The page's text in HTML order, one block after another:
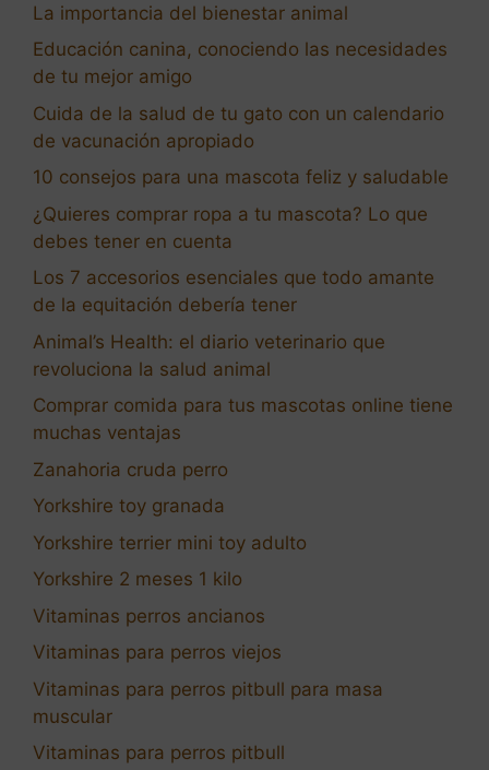
La importancia del bienestar animal
Educación canina, conociendo las necesidades
de tu mejor amigo
Cuida de la salud de tu gato con un calendario
de vacunación apropiado
10 consejos para una mascota feliz y saludable
¿Quieres comprar ropa a tu mascota? Lo que
debes tener en cuenta
Los 7 accesorios esenciales que todo amante
de la equitación debería tener
Animal’s Health: el diario veterinario que
revoluciona la salud animal
Comprar comida para tus mascotas online tiene
muchas ventajas
Zanahoria cruda perro
Yorkshire toy granada
Yorkshire terrier mini toy adulto
Yorkshire 2 meses 1 kilo
Vitaminas perros ancianos
Vitaminas para perros viejos
Vitaminas para perros pitbull para masa
muscular
Vitaminas para perros pitbull